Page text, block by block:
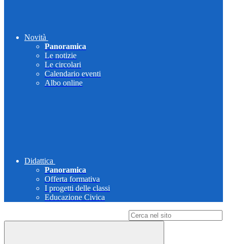
Novità
Panoramica
Le notizie
Le circolari
Calendario eventi
Albo online
Didattica
Panoramica
Offerta formativa
I progetti delle classi
Educazione Civica